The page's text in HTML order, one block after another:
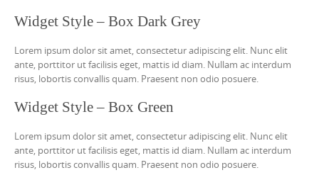
Widget Style – Box Dark Grey
Lorem ipsum dolor sit amet, consectetur adipiscing elit. Nunc elit
ante, porttitor ut facilisis eget, mattis id diam. Nullam ac interdum
risus, lobortis convallis quam. Praesent non odio posuere.
Widget Style – Box Green
Lorem ipsum dolor sit amet, consectetur adipiscing elit. Nunc elit
ante, porttitor ut facilisis eget, mattis id diam. Nullam ac interdum
risus, lobortis convallis quam. Praesent non odio posuere.